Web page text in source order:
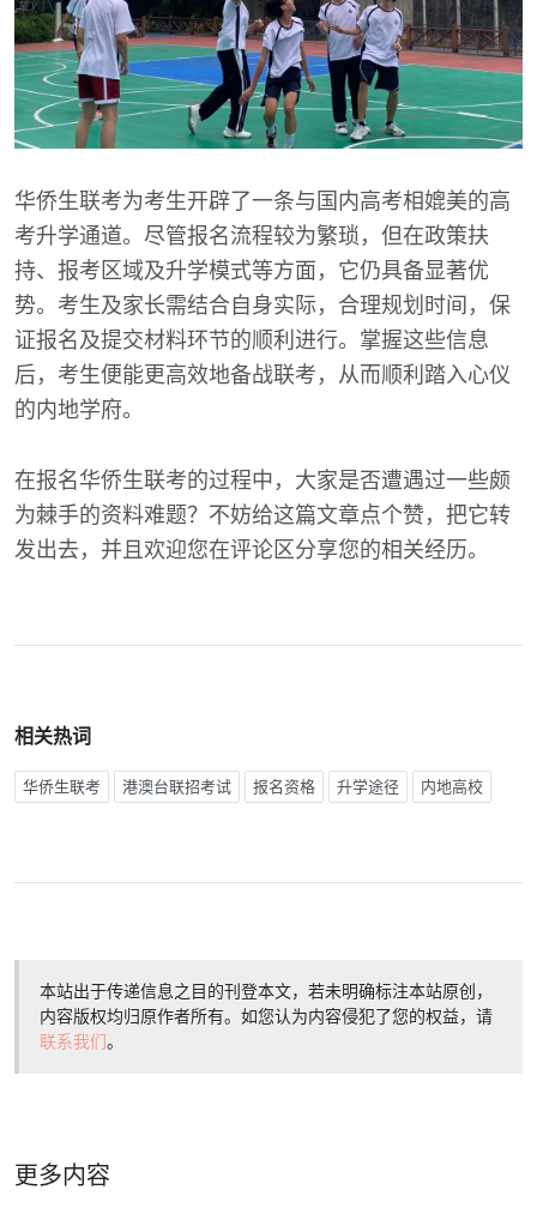
华侨生联考为考生开辟了一条与国内高考相媲美的高
考升学通道。尽管报名流程较为繁琐，但在政策扶
持、报考区域及升学模式等方面，它仍具备显著优
势。考生及家长需结合自身实际，合理规划时间，保
证报名及提交材料环节的顺利进行。掌握这些信息
后，考生便能更高效地备战联考，从而顺利踏入心仪
的内地学府。
在报名华侨生联考的过程中，大家是否遭遇过一些颇
为棘手的资料难题？不妨给这篇文章点个赞，把它转
发出去，并且欢迎您在评论区分享您的相关经历。
相关热词
华侨生联考 港澳台联招考试 报名资格 升学途径 内地高校
本站出于传递信息之目的刊登本文，若未明确标注本站原创，
内容版权均归原作者所有。如您认为内容侵犯了您的权益，请
联系我们。
更多内容